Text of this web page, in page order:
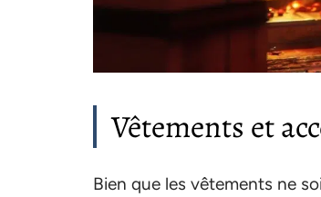
Vêtements et
Bien que les vêtements ne